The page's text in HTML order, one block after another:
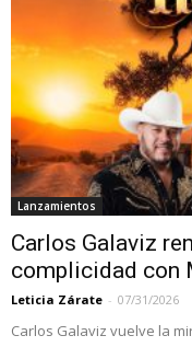
Lanzamientos
Carlos Galaviz
complicidad con
Leticia Zárate - 07/31/2026
Carlos Galaviz vuelve la